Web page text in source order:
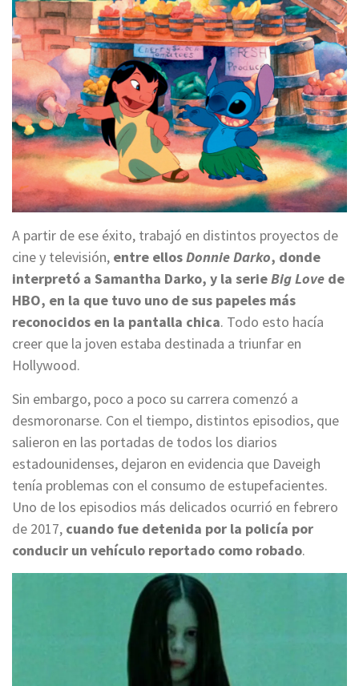
A partir de ese éxito, trabajó en distintos proyectos de
cine y televisión, entre ellosDonnie Darko, donde
interpretó a Samantha Darko, y la serieBig Love de
HBO, en la que tuvo uno de sus papeles más
reconocidos en la pantalla chica. Todo esto hacía
creer que la joven estaba destinada a triunfar en
Hollywood.
Sin embargo, poco a poco su carrera comenzó a
desmoronarse. Con el tiempo, distintos episodios, que
salieron en las portadas de todos los diarios
estadounidenses, dejaron en evidencia que Daveigh
tenía problemas con el consumo de estupefacientes.
Uno de los episodios más delicados ocurrió en febrero
de 2017, cuando fue detenida por la policía por
conducir un vehículo reportado como robado.